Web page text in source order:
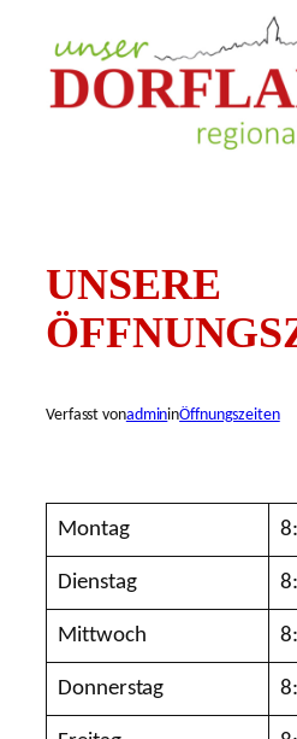
Inhalt
springen
UNSERE
Verfasst vonadmininÖffnungszeiten
Montag
Dienstag
Mittwoch
Donnerstag